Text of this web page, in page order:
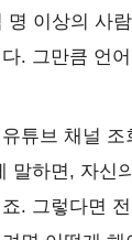
명 이상의 사
. 그만큼 언
튜브 채널
말하면, 자신
. 그렇다면